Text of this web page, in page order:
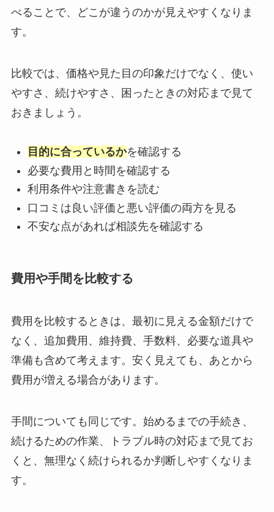
べることで、どこが違うのかが見えやすくなりま
す。
比較では、価格や見た目の印象だけでなく、使い
やすさ、続けやすさ、困ったときの対応まで見て
おきましょう。
目的に合っているかを確認する
必要な費用と時間を確認する
利用条件や注意書きを読む
口コミは良い評価と悪い評価の両方を見る
不安な点があれば相談先を確認する
費用や手間を比較する
費用を比較するときは、最初に見える金額だけで
なく、追加費用、維持費、手数料、必要な道具や
準備も含めて考えます。安く見えても、あとから
費用が増える場合があります。
手間についても同じです。始めるまでの手続き、
続けるための作業、トラブル時の対応まで見てお
くと、無理なく続けられるか判断しやすくなりま
す。